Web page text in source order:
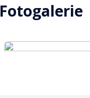
Fotogalerie